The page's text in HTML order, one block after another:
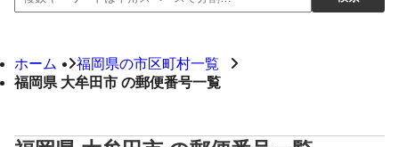
ホーム
福岡県の市区町村一覧
福岡県 大牟田市 の郵便番号一覧